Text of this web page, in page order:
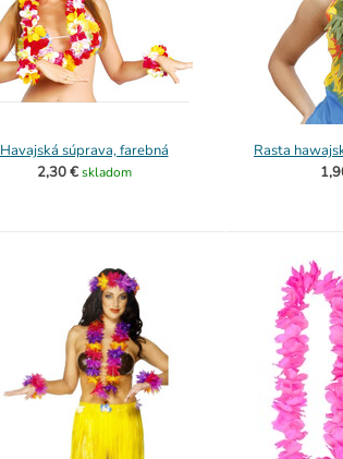
Havajská súprava, farebná
2,30 € skladom
Rasta